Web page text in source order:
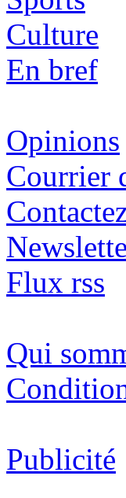
Culture
En bref
Opinions
Courrier
Flux rss
Qui
Publicité